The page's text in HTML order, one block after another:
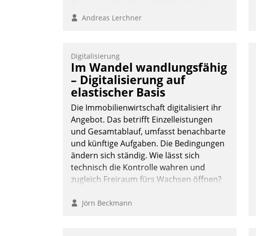
Beschwerde-Management einen eigenen
Andreas Lerchner
Digitalisierung
Im Wandel wandlungsfähig
– Digitalisierung auf
elastischer Basis
Die Immobilienwirtschaft digitalisiert ihr
Angebot. Das betrifft Einzelleistungen
und Gesamtablauf, umfasst benachbarte
und künftige Aufgaben. Die Bedingungen
ändern sich ständig. Wie lässt sich
technisch die Kontrolle wahren und
zugleich Freiraum fürs Wachsen öffnen?
Jörn Beckmann